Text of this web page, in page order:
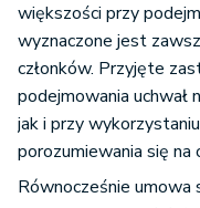
większości przy
wyznaczone jest
członków. Przyjęte
podejmowania uchwał
jak i przy
porozumiewania się na
Równocześnie umowa